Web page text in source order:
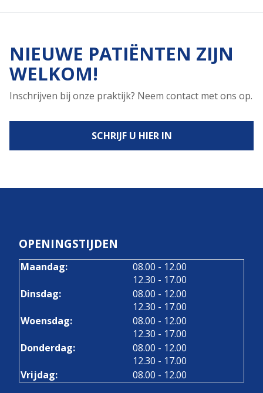
NIEUWE PATIËNTEN ZIJN
WELKOM!
Inschrijven bij onze praktijk? Neem contact met ons op.
SCHRIJF U HIER IN
OPENINGSTIJDEN
Maandag: 08.00 tot
- 12.00
12.30 tot
- 17.00
Dinsdag:
08.00 tot
- 12.00
12.30 tot
- 17.00
Woensdag:
08.00 tot
- 12.00
12.30 tot
- 17.00
Donderdag:
08.00 tot
- 12.00
12.30 tot
- 17.00
Vrijdag:
08.00 - 12.00